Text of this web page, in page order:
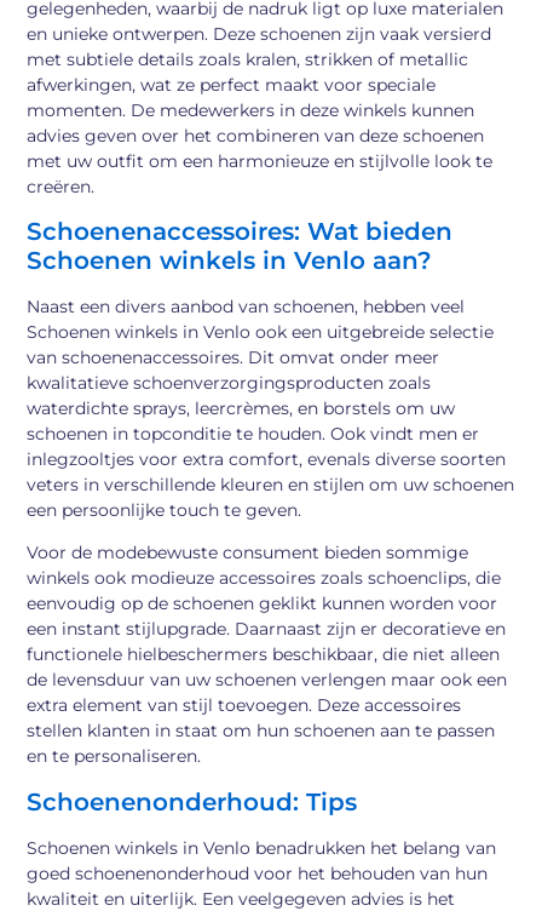
gelegenheden, waarbij de nadruk ligt op luxe materialen
en unieke ontwerpen. Deze schoenen zijn vaak versierd
met subtiele details zoals kralen, strikken of metallic
afwerkingen, wat ze perfect maakt voor speciale
momenten. De medewerkers in deze winkels kunnen
advies geven over het combineren van deze schoenen
met uw outfit om een harmonieuze en stijlvolle look te
creëren.
Schoenenaccessoires: Wat bieden
Schoenen winkels in Venlo aan?
Naast een divers aanbod van schoenen, hebben veel
Schoenen winkels in Venlo ook een uitgebreide selectie
van schoenenaccessoires. Dit omvat onder meer
kwalitatieve schoenverzorgingsproducten zoals
waterdichte sprays, leercrèmes, en borstels om uw
schoenen in topconditie te houden. Ook vindt men er
inlegzooltjes voor extra comfort, evenals diverse soorten
veters in verschillende kleuren en stijlen om uw schoenen
een persoonlijke touch te geven.
Voor de modebewuste consument bieden sommige
winkels ook modieuze accessoires zoals schoenclips, die
eenvoudig op de schoenen geklikt kunnen worden voor
een instant stijlupgrade. Daarnaast zijn er decoratieve en
functionele hielbeschermers beschikbaar, die niet alleen
de levensduur van uw schoenen verlengen maar ook een
extra element van stijl toevoegen. Deze accessoires
stellen klanten in staat om hun schoenen aan te passen
en te personaliseren.
Schoenenonderhoud: Tips
Schoenen winkels in Venlo benadrukken het belang van
goed schoenenonderhoud voor het behouden van hun
kwaliteit en uiterlijk. Een veelgegeven advies is het